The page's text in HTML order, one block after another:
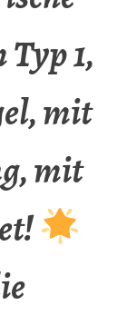
1,
mit
mit